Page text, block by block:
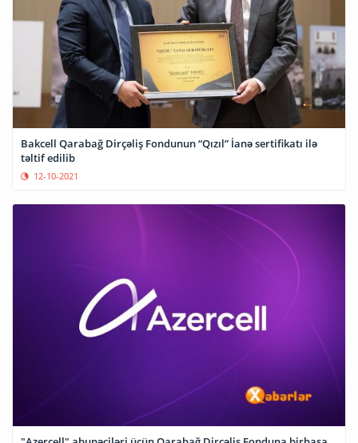
Bakcell Qarabağ Dirçəliş Fondunun “Qızıl” İanə sertifikatı ilə
təltif edilib
12-10-2021